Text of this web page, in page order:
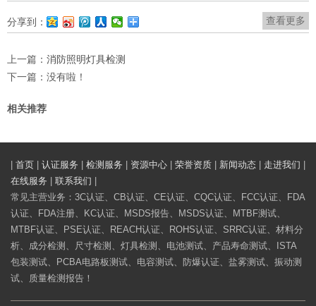
查看更多
分享到：
上一篇： 消防照明灯具检测
下一篇：没有啦！
相关推荐
| 首页 | 认证服务 | 检测服务 | 资源中心 | 荣誉资质 | 新闻动态 | 走进我们 |
在线服务 | 联系我们 |
常见主营业务：3C认证、CB认证、CE认证、CQC认证、FCC认证、FDA
认证、FDA注册、KC认证、MSDS报告、MSDS认证、MTBF测试、
MTBF认证、PSE认证、REACH认证、ROHS认证、SRRC认证、材料分
析、成分检测、尺寸检测、灯具检测、电池测试、产品寿命测试、ISTA
包装测试、PCBA电路板测试、电容测试、防爆认证、盐雾测试、振动测
试、质量检测报告！